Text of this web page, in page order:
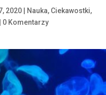
2020| Nauka, Ciekawostki,
0 Komentarzy